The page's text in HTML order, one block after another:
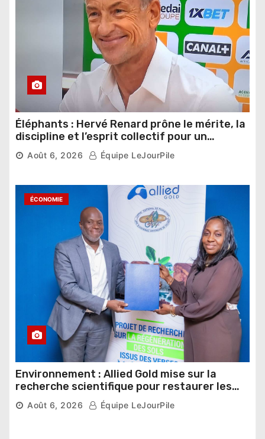
Éléphants : Hervé Renard prône le mérite, la
discipline et l’esprit collectif pour un
nouveau départ
Août 6, 2026 Équipe LeJourPile
ÉCONOMIE
Environnement : Allied Gold mise sur la
recherche scientifique pour restaurer les
sols de ses sites miniers
Août 6, 2026 Équipe LeJourPile